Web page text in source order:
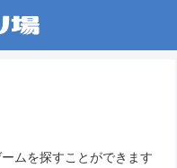
ムを探すことができます